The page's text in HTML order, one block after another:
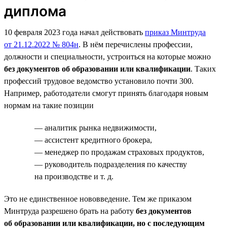
диплома
10 февраля 2023 года начал действовать приказ Минтруда
от 21.12.2022 № 804н. В нём перечислены профессии,
должности и специальности, устроиться на которые можно
без документов об образовании или квалификации. Таких
профессий трудовое ведомство установило почти 300.
Например, работодатели смогут принять благодаря новым
нормам на такие позиции
— аналитик рынка недвижимости,
— ассистент кредитного брокера,
— менеджер по продажам страховых продуктов,
— руководитель подразделения по качеству
на производстве и т. д.
Это не единственное нововведение. Тем же приказом
Минтруда разрешено брать на работу без документов
об образовании или квалификации, но с последующим